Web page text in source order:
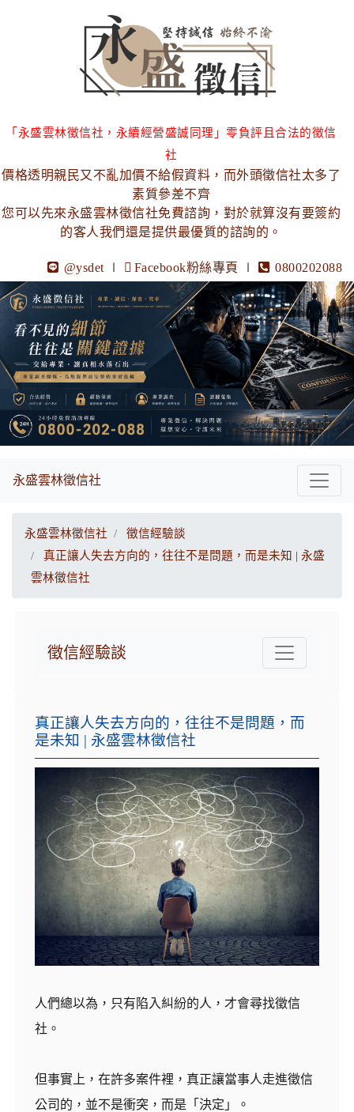
「永盛雲林徵信社，永續經營盛誠同理」零負評且合法的徵信
社
價格透明親民又不亂加價不給假資料，而外頭徵信社太多了
素質參差不齊
您可以先來永盛雲林徵信社免費諮詢，對於就算沒有要簽約
的客人我們還是提供最優質的諮詢的。
@ysdet ∣ Facebook粉絲專頁 ∣ 0800202088
永盛雲林徵信社
永盛雲林徵信社
徵信經驗談
真正讓人失去方向的，往往不是問題，而是未知 | 永盛
雲林徵信社
徵信經驗談
真正讓人失去方向的，往往不是問題，而
是未知 | 永盛雲林徵信社
人們總以為，只有陷入糾紛的人，才會尋找徵信
社。
但事實上，在許多案件裡，真正讓當事人走進徵信
公司的，並不是衝突，而是「決定」。